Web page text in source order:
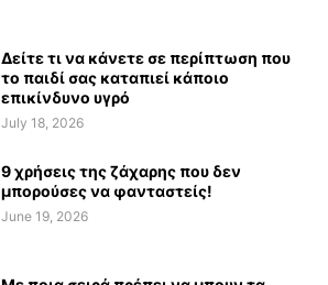
Δείτε τι να κάνετε σε περίπτωση που
το παιδί σας καταπιεί κάποιο
επικίνδυνο υγρό
July 18, 2026
9 χρήσεις της ζάχαρης που δεν
μπορούσες να φανταστείς!
June 19, 2026